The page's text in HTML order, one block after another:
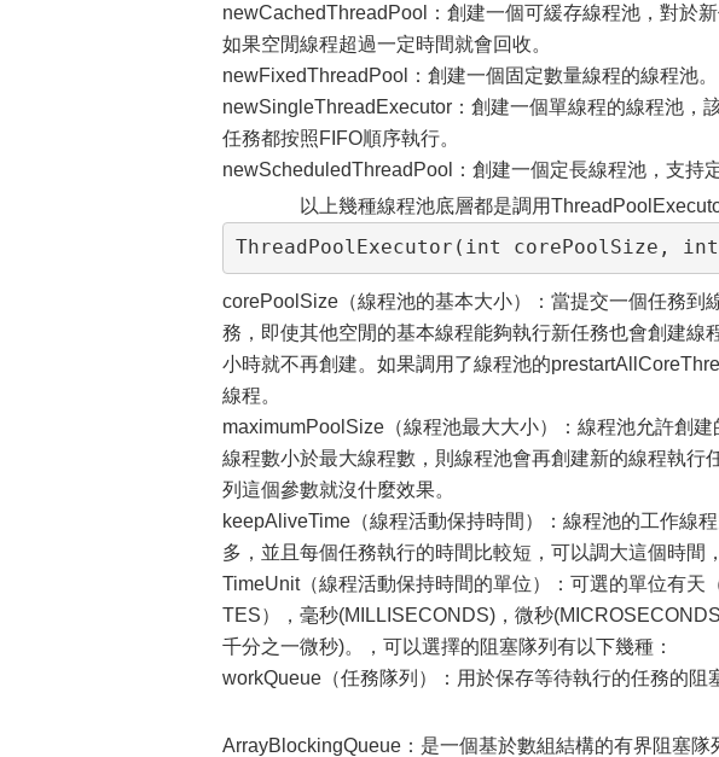
newCachedThreadPool：創建一個可緩存線程池，對於
如果空閒線程超過一定時間就會回收。
newFixedThreadPool：創建一個固定數量線程的線程池。
newSingleThreadExecutor：創建一個單線程的線程池，
任務都按照FIFO順序執行。
newScheduledThreadPool：創建一個定長線程池，支持
以上幾種線程池底層都是調用
ThreadPoolExecutor(int corePoolSize, int
corePoolSize（線程池的基本大小）：當提交一個任務到
務，即使其他空閒的基本線程能夠執行新任務也會創建線
小時就不再創建。如果調用了線程池的
線程。
maximumPoolSize（線程池最大大小）：線程池允許創
線程數小於最大線程數，則線程池會再創建新的線程執行
列這個參數就沒什麼效果。
keepAliveTime（線程活動保持時間）：線程池的工作線
多，並且每個任務執行的時間比較短，可以調大這個時間
TimeUnit（線程活動保持時間的單位）：可選的單位有天
TES），毫秒(MILLISECONDS)，微秒
千分之一微秒)。，可以選擇的阻塞隊列有以下幾種：
workQueue（任務隊列）：用於保存等待執行的任務的阻
ArrayBlockingQueue：是一個基於數組結構的有界阻塞